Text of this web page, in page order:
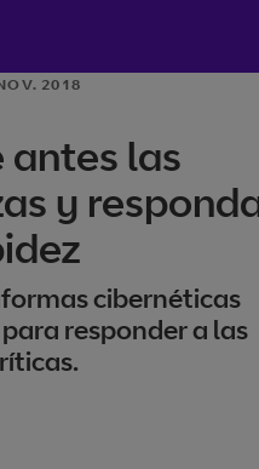
2018
las
y
cibernéticas
responder a las